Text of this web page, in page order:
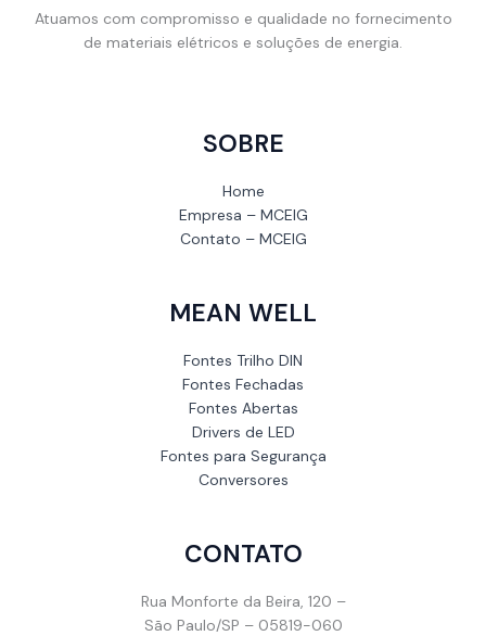
Atuamos com compromisso e qualidade no fornecimento
de materiais elétricos e soluções de energia.
SOBRE
Home
Empresa – MCEIG
Contato – MCEIG
MEAN WELL
Fontes Trilho DIN
Fontes Fechadas
Fontes Abertas
Drivers de LED
Fontes para Segurança
Conversores
CONTATO
Rua Monforte da Beira, 120 –
São Paulo/SP – 05819-060